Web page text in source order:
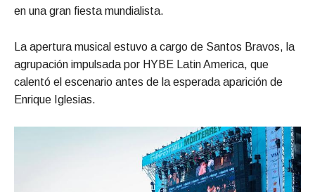
en una gran fiesta mundialista.
La apertura musical estuvo a cargo de Santos Bravos, la
agrupación impulsada por HYBE Latin America, que
calentó el escenario antes de la esperada aparición de
Enrique Iglesias.